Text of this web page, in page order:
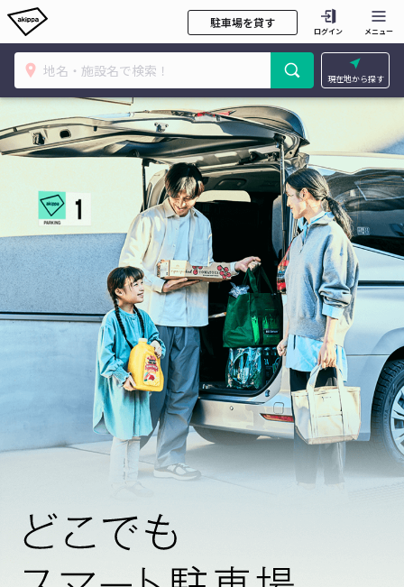
駐車場を貸す
ログイン メニュー
現在地から探す